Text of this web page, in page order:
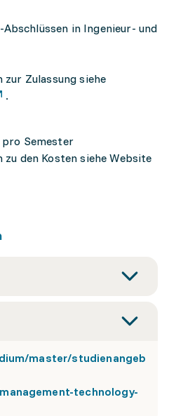
in Ingenieur- und
Zulassung siehe
.
pro Semester
den Kosten siehe Website
master/studienangeb
technology-